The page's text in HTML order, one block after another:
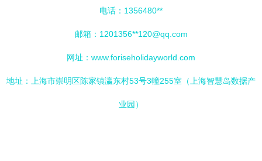
电话：1356480**
邮箱：1201356**120@qq.com
网址： www.foriseholidayworld.com
地址：上海市崇明区陈家镇瀛东村53号3幢255室（上海智慧岛数据产
业园）